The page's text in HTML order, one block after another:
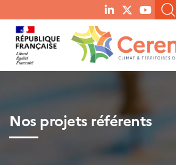
menu
social
links
RECHERCHER UN MOT-CLÉ, UNE PUBLICATION, ETC.
QUE RECHERCHEZ-VOUS ?
Nos projets référents